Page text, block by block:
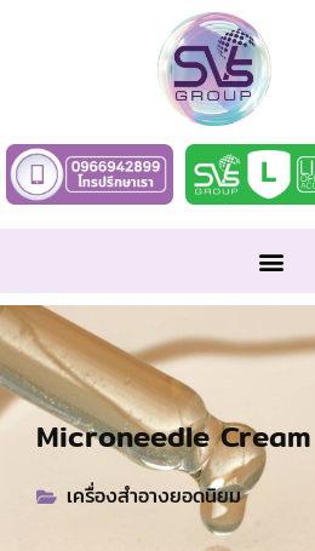
Microneedle Cream
เครื่องสำอางยอดนิยม